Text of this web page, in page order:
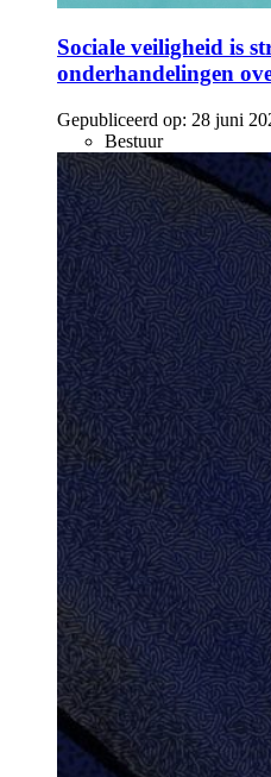
Sociale veiligheid is
onderhandelingen
Gepubliceerd op: 28 juni
Bestuur